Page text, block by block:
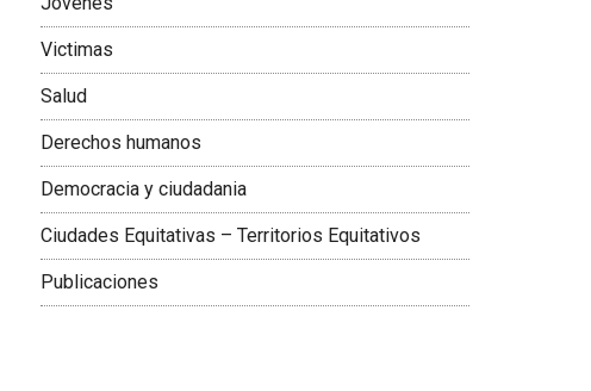
Victimas
Salud
Derechos humanos
Democracia y ciudadania
Ciudades Equitativas – Territorios Equitativos
Publicaciones